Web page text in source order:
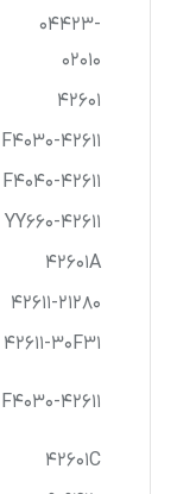
04423-
02010
42601
42611-F4030
42611-F4040
42611-YY660
42601A
42611-21280
42611-30F31
42611-F4030
42601C